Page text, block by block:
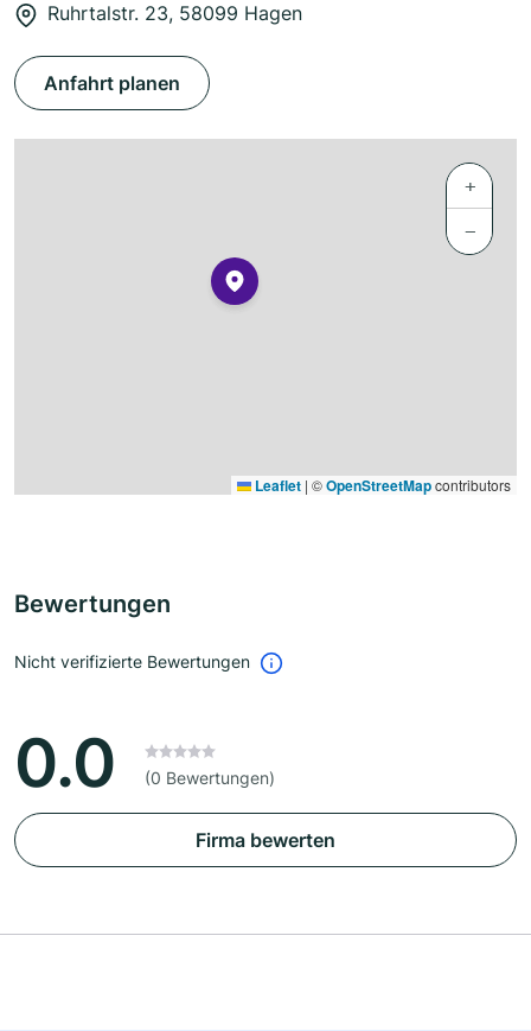
Ruhrtalstr. 23, 58099 Hagen
Anfahrt planen
+
−
Leaflet | ©OpenStreetMapcontributors
Bewertungen
Nicht verifizierte Bewertungen
0.0 (0 Bewertungen)
Firma bewerten